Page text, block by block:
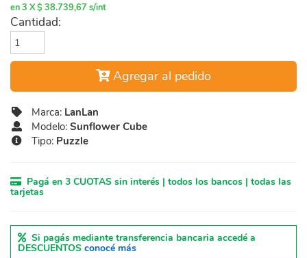
en 3 X $ 38.739,67 s/int
Cantidad:
Agregar al pedido
Marca: LanLan
Modelo: Sunflower Cube
Tipo: Puzzle
Pagá en 3 CUOTAS sin interés | todos los bancos | todas las
tarjetas
Si pagás mediante transferencia bancaria accedé a
DESCUENTOS conocé más